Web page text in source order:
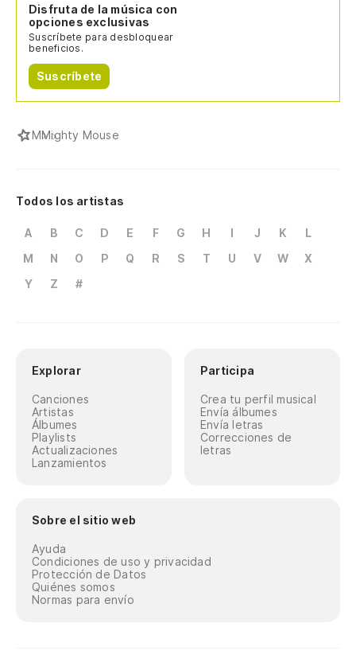
Disfruta de la música con
opciones exclusivas
Suscríbete para desbloquear
beneficios.
Suscríbete
MMighty Mouse
Todos los artistas
A B C D E F G H I J K
L
M
N O P Q R S T U V W
X
Y
Z #
Explorar
Canciones
Artistas
Álbumes
Playlists
Actualizaciones
Lanzamientos
Participa
Crea tu perfil musical
Envía álbumes
Envía letras
Correcciones de
letras
Sobre el sitio web
Ayuda
Condiciones de uso y privacidad
Protección de Datos
Quiénes somos
Normas para envío